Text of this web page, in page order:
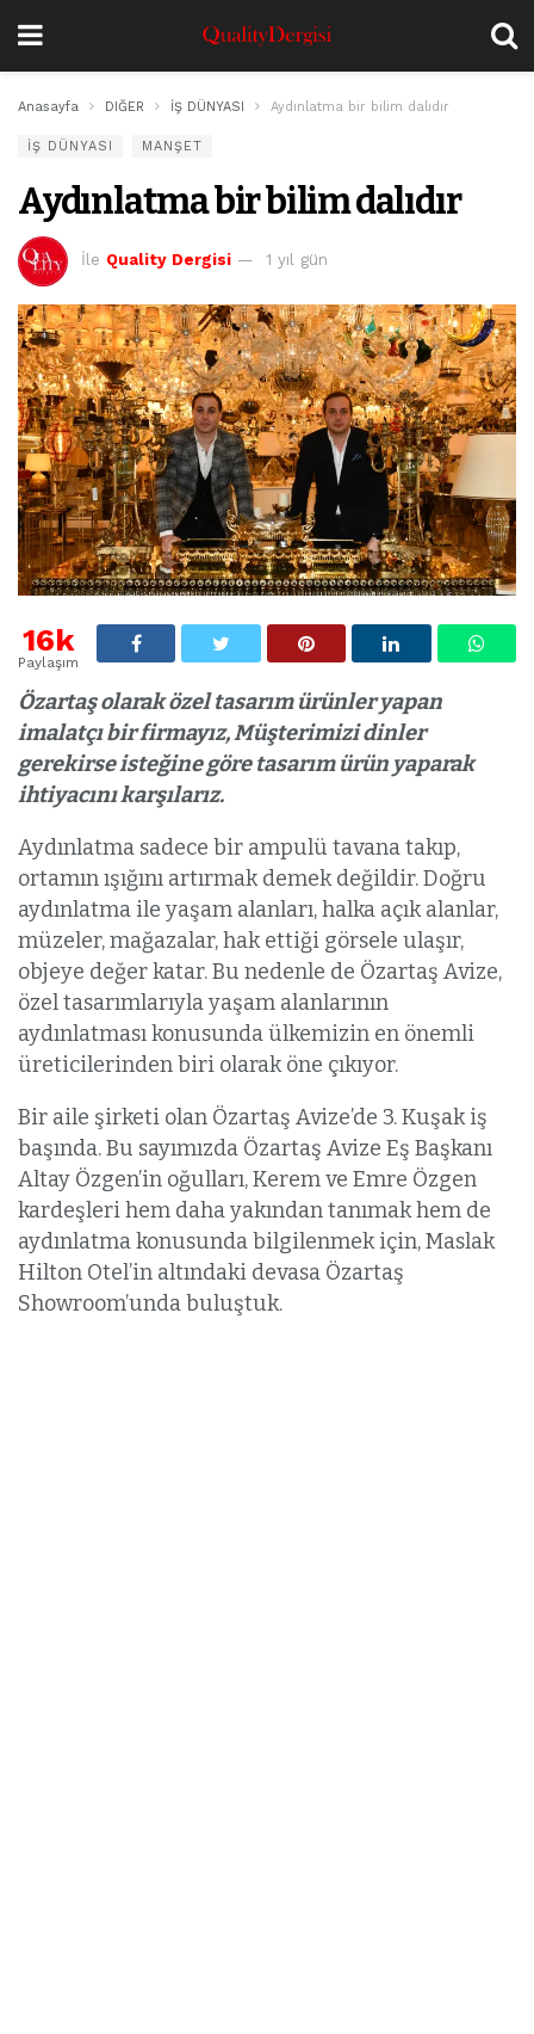
Anasayfa DIĞER İŞ DÜNYASI Aydınlatma bir bilim dalıdır
İŞ DÜNYASI MANŞET
Aydınlatma bir bilim dalıdır
İle Quality Dergisi 1 yıl gün
16k
Paylaşım
Özartaş olarak özel tasarım ürünler yapan
imalatçı bir firmayız, Müşterimizi dinler
gerekirse isteğine göre tasarım ürün yaparak
ihtiyacını karşılarız.
Aydınlatma sadece bir ampulü tavana takıp,
ortamın ışığını artırmak demek değildir. Doğru
aydınlatma ile yaşam alanları, halka açık alanlar,
müzeler, mağazalar, hak ettiği görsele ulaşır,
objeye değer katar. Bu nedenle de Özartaş Avize,
özel tasarımlarıyla yaşam alanlarının
aydınlatması konusunda ülkemizin en önemli
üreticilerinden biri olarak öne çıkıyor.
Bir aile şirketi olan Özartaş Avize’de 3. Kuşak iş
başında. Bu sayımızda Özartaş Avize Eş Başkanı
Altay Özgen’in oğulları, Kerem ve Emre Özgen
kardeşleri hem daha yakından tanımak hem de
aydınlatma konusunda bilgilenmek için, Maslak
Hilton Otel’in altındaki devasa Özartaş
Showroom’unda buluştuk.